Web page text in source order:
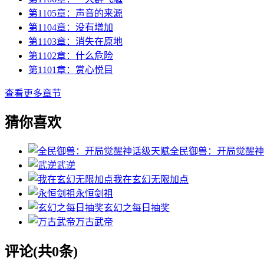
第1105章：声音的来源
第1104章：没有增加
第1103章：消失在原地
第1102章：什么危险
第1101章：赏心悦目
查看更多章节
猜你喜欢
全民御兽：开局觉醒
武逆
我在玄幻无限加点
永恒剑祖
玄幻之每日抽奖
万古武帝
评论(共0条)